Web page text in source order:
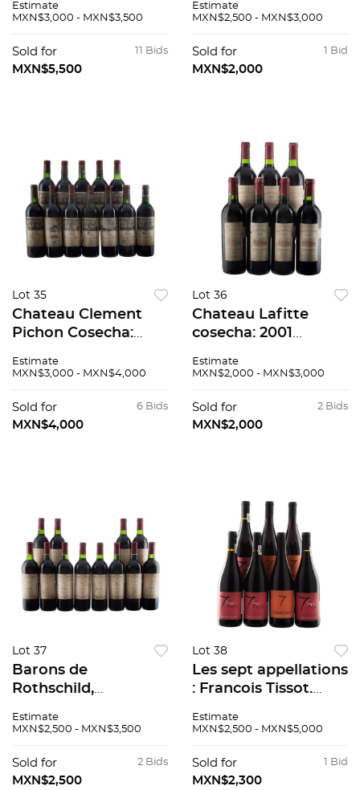
Francia. b) Chateau
Pomerol. Total de
piezas: 10
Estimate
MXN$3,000 - MXN$3,500
11 Bids
Sold for
MXN$5,500
Piezas: 12
Estimate
MXN$2,500 - MXN$3,000
1 Bid
Sold for
MXN$2,000
Lot 35
Chateau Clement
Pichon Cosecha:
Francia. Piezas: 12
Estimate
MXN$3,000 - MXN$4,000
6 Bids
Sold for
MXN$4,000
Lot 36
Chateau Lafitte
cosecha: 2001
Piezas: 7
Estimate
MXN$2,000 - MXN$3,000
2 Bids
Sold for
MXN$2,000
Lot 37
Barons de
Rothschild,
Burdeos, Francia
Estimate
MXN$2,500 - MXN$3,500
2 Bids
Sold for
MXN$2,500
Lot 38
Les sept appellations
: Francois Tissot.
L'ardeche. 2020.
<R>Cotes du
Vivarais) 2020. 4pzs
Estimate
MXN$2,500 - MXN$5,000
1 Bid
Sold for
MXN$2,300